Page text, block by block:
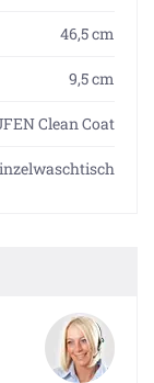
46,5 cm
9,5 cm
Clean Coat